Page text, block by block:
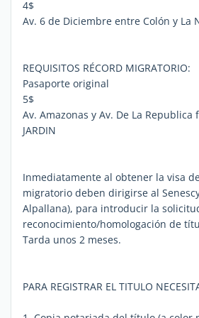
4$
Av. 6 de Diciembre entre Colón y La
REQUISITOS RÉCORD MIGRATORIO:
Pasaporte original
5$
Av. Amazonas y Av. De La Republica
JARDIN
Inmediatamente al obtener la visa
migratorio deben dirigirse al
Alpallana), para introducir la
reconocimiento/homologación de
Tarda unos 2 meses.
PARA REGISTRAR EL TITULO